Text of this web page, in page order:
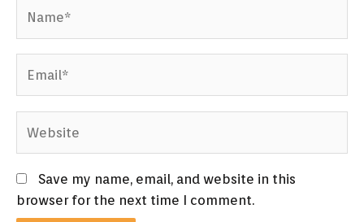
Save my name, email, and website in this
browser for the next time I comment.